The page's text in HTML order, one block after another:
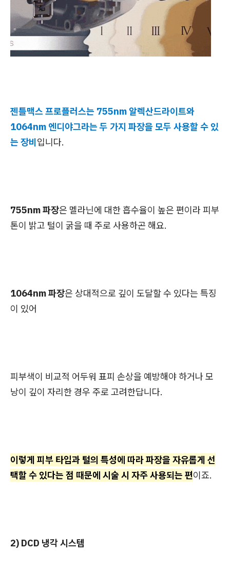
젠틀맥스 프로플러스는 755nm 알렉산드라이트와
1064nm 엔디야그라는 두 가지 파장을 모두 사용할 수 있
는 장비입니다.
755nm 파장은 멜라닌에 대한 흡수율이 높은 편이라 피부
톤이 밝고 털이 굵을 때 주로 사용하곤 해요.
1064nm 파장은 상대적으로 깊이 도달할 수 있다는 특징
이 있어
피부색이 비교적 어두워 표피 손상을 예방해야 하거나 모
낭이 깊이 자리한 경우 주로 고려한답니다.
이렇게 피부 타입과 털의 특성에 따라 파장을 자유롭게 선
택할 수 있다는 점 때문에 시술 시 자주 사용되는 편이죠.
2) DCD 냉각 시스템